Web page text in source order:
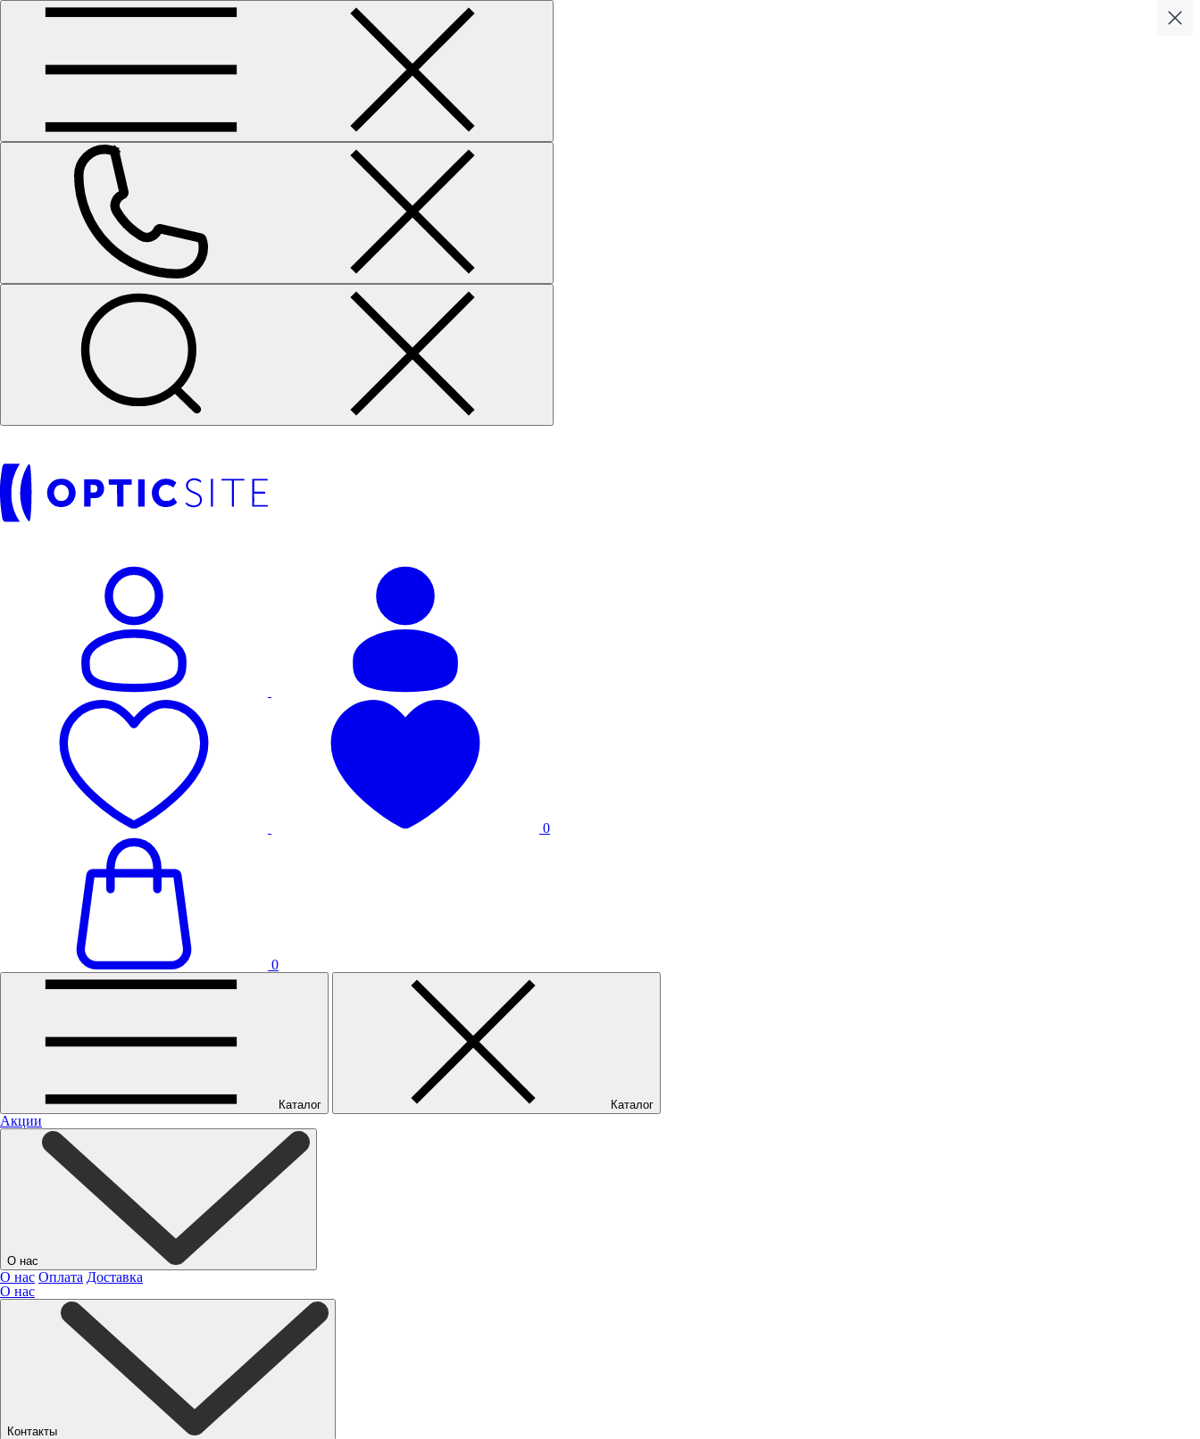
0
0
Каталог Каталог
Акции
О нас
О нас Оплата Доставка
О нас
Контакты